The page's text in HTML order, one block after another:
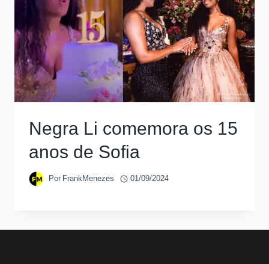
Negra Li comemora os 15
anos de Sofia
Por FrankMenezes 01/09/2024